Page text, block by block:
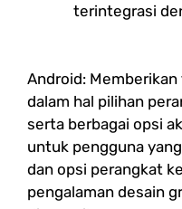
terintegrasi
Android:
dalam hal pilihan
serta berbagai opsi
untuk pengguna
dan opsi perangkat
pengalaman desain